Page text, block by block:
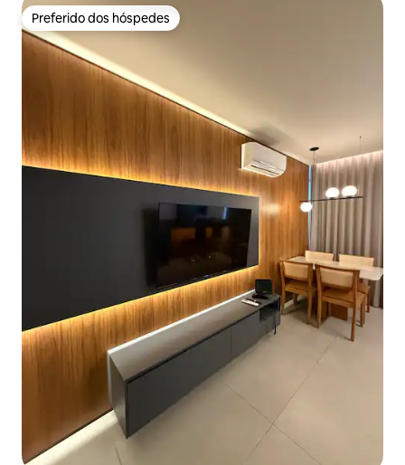
Preferido dos hóspedes
Preferido dos hóspedes